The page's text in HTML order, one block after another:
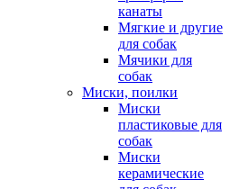
канаты
Мягкие и другие
для собак
Мячики для
собак
Миски, поилки
Миски
пластиковые для
собак
Миски
керамические